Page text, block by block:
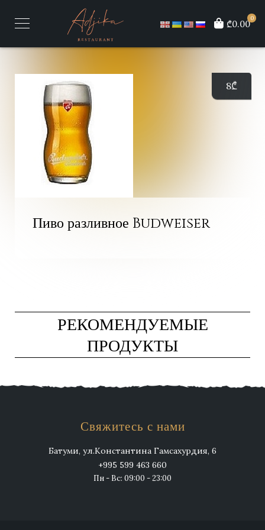
0
₾0.00
Пиво разливное Budweiser
8₾
РЕКОМЕНДУЕМЫЕ
ПРОДУКТЫ
Свяжитесь с нами
Батуми, ул.Константина Гамсахурдия, 6
+995 599 463 660
Пн - Вс: 09:00 - 23:00